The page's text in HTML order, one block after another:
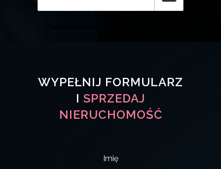
WYPEŁNIJ FORMULARZ
I SPRZEDAJ
NIERUCHOMOŚĆ
Imię